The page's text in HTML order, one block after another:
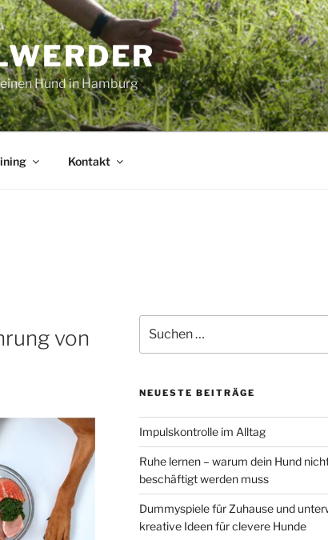
Hund in Hamburg
Kontakt
von
nach:
NEUESTE BEITRÄGE
Impulskontrolle im Alltag
Ruhe lernen – warum dein Hund
beschäftigt werden muss
Dummyspiele für Zuhause und
kreative Ideen für clevere Hunde